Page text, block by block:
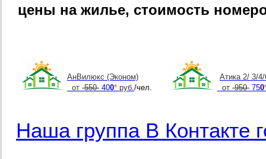
цены на жилье, стоимость
АнВилюкс (Эконом)
от 550 400* руб./чел.
Атика 2/ 3/
от 950 750
Наша группа В Контакте